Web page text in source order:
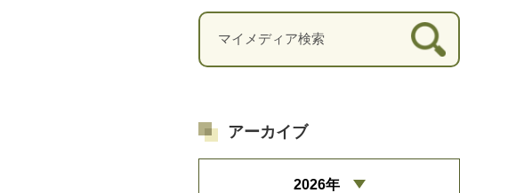
アーカイブ
2026年